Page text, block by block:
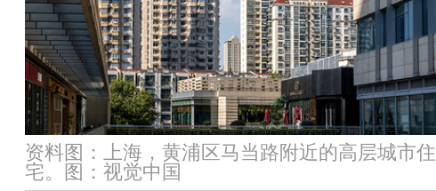
广西启动防汛四级应急响应
滁河南京段现大量死鱼 经初查与企业失火致污染物外泄有关
汤加附近海域发生6.6级地震
晨读荐闻（国内、国际、市场消息26条）
亚马逊接连发力 争夺中国跨境卖家
混动市场烽火又起 众多车企围攻比亚迪
资料图：上海，黄浦区马当路附近的高层城市住
宅。图：视觉中国